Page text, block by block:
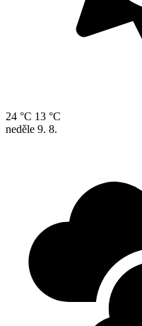
24 °C 13 °C
neděle 9. 8.